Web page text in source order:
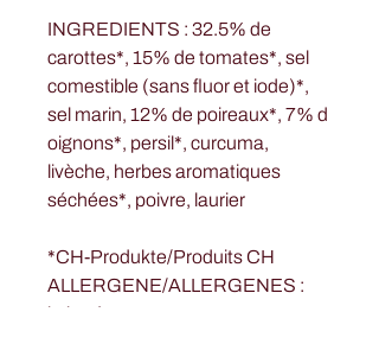
INGREDIENTS : 32.5% de
carottes*, 15% de tomates*, sel
comestible (sans fluor et iode)*,
sel marin, 12% de poireaux*, 7% d
oignons*, persil*, curcuma,
livèche, herbes aromatiques
séchées*, poivre, laurier
*CH-Produkte/Produits CH
ALLERGENE/ALLERGENES :
keine / sans